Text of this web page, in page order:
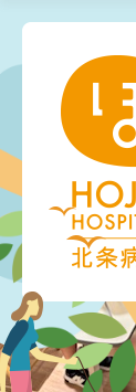
北条病院様管理
Return to 北
›